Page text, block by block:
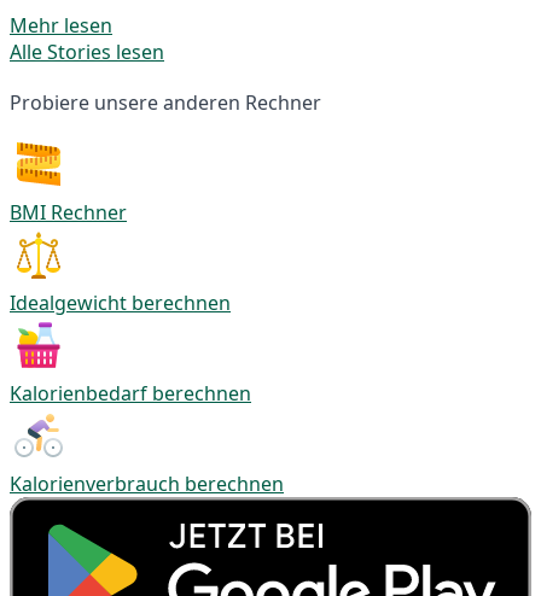
Mehr lesen
Alle Stories lesen
Probiere unsere anderen Rechner
BMI Rechner
Idealgewicht berechnen
Kalorienbedarf berechnen
Kalorienverbrauch berechnen